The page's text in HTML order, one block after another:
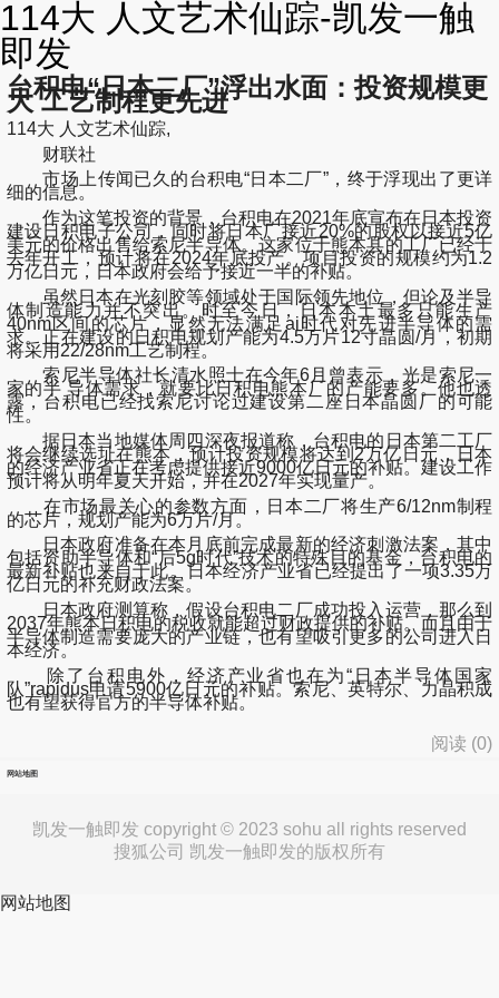
114大 人文艺术仙踪-凯发一触
即发
台积电“日本二厂”浮出水面：投资规模更
大 工艺制程更先进
114大 人文艺术仙踪,
财联社
市场上传闻已久的台积电“日本二厂”，终于浮现出了更详
细的信息。
作为这笔投资的背景， 台积电在2021年底宣布在日本投资
建设日积电子公司，同时将日本厂接近20%的股权以接近5亿
美元的价格出售给索尼半导体。这家位于熊本县的工厂已经于
去年开工，预计将在2024年底投产。项目投资的规模约为1.2
万亿日元，日本政府会给予接近一半的补贴。
虽然日本在光刻胶等领域处于国际领先地位，但论及半导
体制造能力并不突出。时至今日，日本本土最多只能生产
40nm区间的芯片，显然无法满足ai时代对先进半导体的需
求。正在建设的日积电规划产能为4.5万片12寸晶圆/月 ，初期
将采用22/28nm工艺制程。
索尼半导体社长清水照士在今年6月曾表示，光是索尼一
家的半 导体需求，就要比日积电熊本厂的产能要多。他也透
露，台积电已经找索尼讨论过建设第二座日本晶圆厂的可能
性。
据日本当地媒体周四深夜报道称， 台积电的日本第二工厂
将会继续选址在熊本，预计投资规模将达到2万亿日元，日本
的经济产业省正在考虑提供接近9000亿日元的补贴。建设工作
预计将从明年夏天开始，并在2027年实现量产。
在市场最关心的参数方面， 日本二厂将生产6/12nm制程
的芯片，规划产能为6万片/月。
日本政府准备在本月底前完成最新的经济刺激法案，其中
包括资助半导体和“后5g时代”技术的特殊目的基金，台积电的
最新补贴也来自于此。日本经济产业省已经提出了一项3.35万
亿日元的补充财政法案。
日本政府测算称，假设台积电二厂成功投入运营，那么到
2037年熊本日积电的税收就能超过财政提供的补贴。而且由于
半导体制造需要庞大的产业链，也有望吸引更多的公司进入日
本经济。
除了台积电外，经济产业省也在为“日本半导体国家
队”rapidus申请5900亿日元的补贴。索尼、英特尔、力晶积成
也有望获得官方的半导体补贴。
阅读 (0)
网站地图
凯发一触即发 copyright © 2023 sohu all rights reserved
搜狐公司 凯发一触即发的版权所有
网站地图